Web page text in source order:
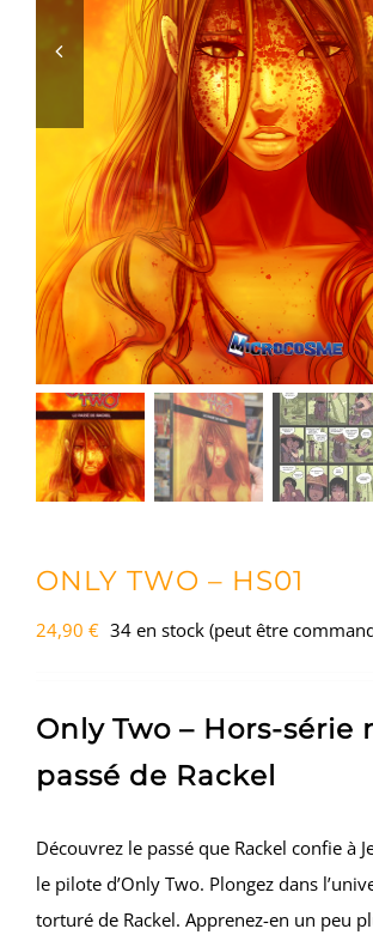
ONLY TWO – HS01
24,90 € 34 en stock (peut être
Only Two – Hors-série
passé de Rackel
Découvrez le passé que Rackel confie à
le pilote d’Only Two. Plongez dans
torturé de Rackel. Apprenez-en un peu